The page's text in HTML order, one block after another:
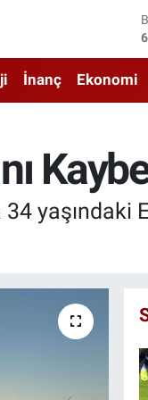
İnanç Ekonomi
yaşındaki